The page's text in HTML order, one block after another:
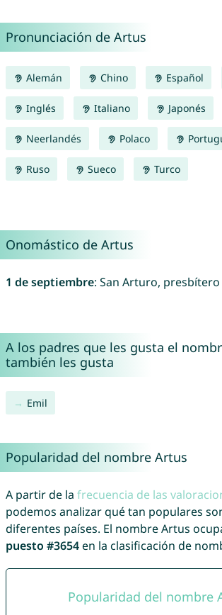
Pronunciación de Artus
Alemán Chino Español
Inglés Italiano Japonés
Neerlandés Polaco
Ruso Sueco Turco
Onomástico de Artus
1 de septiembre: San Arturo,
A los padres que les gusta el
también les gusta
Emil
Popularidad del nombre Artus
A partir de la frecuencia de las
podemos analizar qué tan populares
diferentes países. El nombre Artus
puesto #3654en la clasificación de